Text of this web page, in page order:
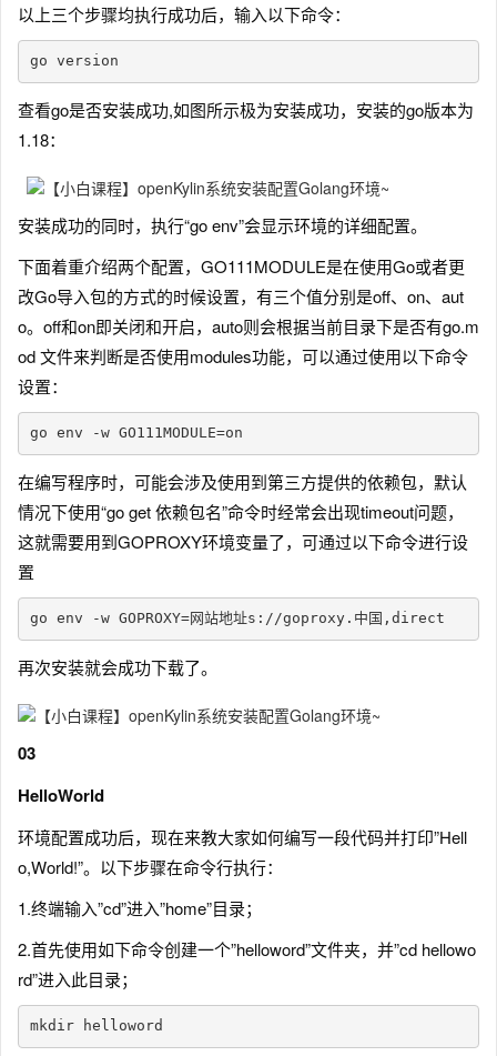
以上三个步骤均执行成功后，输入以下命令：
go version
查看go是否安装成功,如图所示极为安装成功，安装的go版本为
1.18：
安装成功的同时，执行“go env”会显示环境的详细配置。
下面着重介绍两个配置，GO111MODULE是在使用Go或者更
改Go导入包的方式的时候设置，有三个值分别是off、on、aut
o。off和on即关闭和开启，auto则会根据当前⽬录下是否有go.m
od ⽂件来判断是否使⽤modules功能，可以通过使用以下命令
设置：
go env -w GO111MODULE=on
在编写程序时，可能会涉及使用到第三方提供的依赖包，默认
情况下使用“go get 依赖包名”命令时经常会出现timeout问题，
这就需要用到GOPROXY环境变量了，可通过以下命令进行设
置
go env -w GOPROXY=网站地址s://goproxy.中国,direct
再次安装就会成功下载了。
03
HelloWorld
环境配置成功后，现在来教大家如何编写一段代码并打印”Hell
o,World!”。以下步骤在命令行执行：
1.终端输入”cd”进入”home”目录；
2.首先使用如下命令创建一个”helloword”文件夹，并”cd hellowo
rd”进入此目录；
mkdir helloword